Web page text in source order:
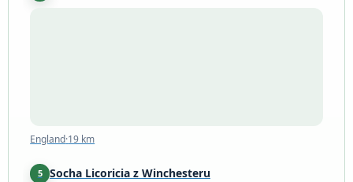
England·19 km
5 Socha Licoricia z Winchesteru